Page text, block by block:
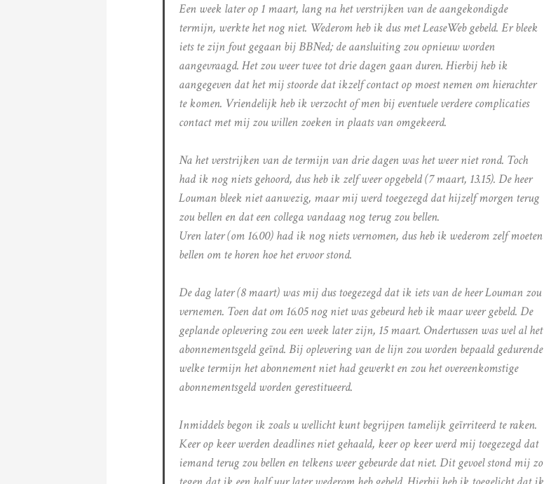
Een week later op 1 maart, lang na het verstrijken van de aangekondigde
termijn, werkte het nog niet. Wederom heb ik dus met LeaseWeb gebeld. Er bleek
iets te zijn fout gegaan bij BBNed; de aansluiting zou opnieuw worden
aangevraagd. Het zou weer twee tot drie dagen gaan duren. Hierbij heb ik
aangegeven dat het mij stoorde dat ikzelf contact op moest nemen om hierachter
te komen. Vriendelijk heb ik verzocht of men bij eventuele verdere complicaties
contact met mij zou willen zoeken in plaats van omgekeerd.
Na het verstrijken van de termijn van drie dagen was het weer niet rond. Toch
had ik nog niets gehoord, dus heb ik zelf weer opgebeld (7 maart, 13.15). De heer
Louman bleek niet aanwezig, maar mij werd toegezegd dat hijzelf morgen terug
zou bellen en dat een collega vandaag nog terug zou bellen.
Uren later (om 16.00) had ik nog niets vernomen, dus heb ik wederom zelf moeten
bellen om te horen hoe het ervoor stond.
De dag later (8 maart) was mij dus toegezegd dat ik iets van de heer Louman zou
vernemen. Toen dat om 16.05 nog niet was gebeurd heb ik maar weer gebeld. De
geplande oplevering zou een week later zijn, 15 maart. Ondertussen was wel al het
abonnementsgeld geïnd. Bij oplevering van de lijn zou worden bepaald gedurende
welke termijn het abonnement niet had gewerkt en zou het overeenkomstige
abonnementsgeld worden gerestitueerd.
Inmiddels begon ik zoals u wellicht kunt begrijpen tamelijk geïrriteerd te raken.
Keer op keer werden deadlines niet gehaald, keer op keer werd mij toegezegd dat
iemand terug zou bellen en telkens weer gebeurde dat niet. Dit gevoel stond mij zo